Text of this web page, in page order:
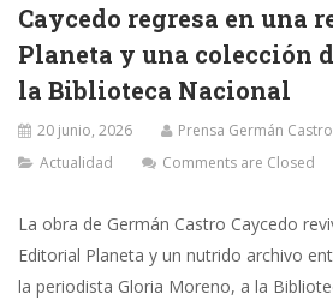
Caycedo regresa en una
Planeta y una colección
la Biblioteca Nacional
20 junio, 2026
Prensa Germán
Actualidad
Comments are Closed
La obra de Germán Castro Caycedo
Editorial Planeta y un nutrido archivo
la periodista Gloria Moreno, a la